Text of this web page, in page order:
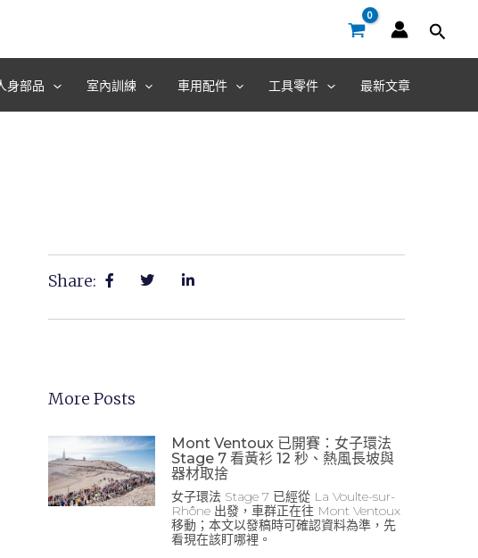
身部品 室內訓練 車用配件 工具零件 最新文章
Share:
More Posts
Mont Ventoux 已開賽：女子環法
Stage 7 看黃衫 12 秒、熱風長坡與
器材取捨
女子環法 Stage 7 已經從 La Voulte-sur-
Rhône 出發，車群正在往 Mont Ventoux
移動；本文以發稿時可確認資料為準，先
看現在該盯哪裡。